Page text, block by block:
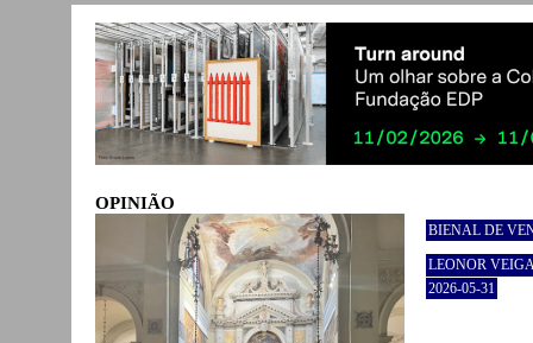
OPINIÃO
BIENAL DE
LEONOR
2026-05-31